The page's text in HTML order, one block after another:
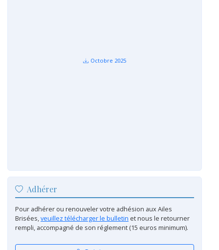
Octobre 2025
Adhérer
Pour adhérer ou renouveler votre adhésion aux Ailes
Brisées, veuillez télécharger le bulletin et nous le retourner
rempli, accompagné de son réglement (15 euros minimum).